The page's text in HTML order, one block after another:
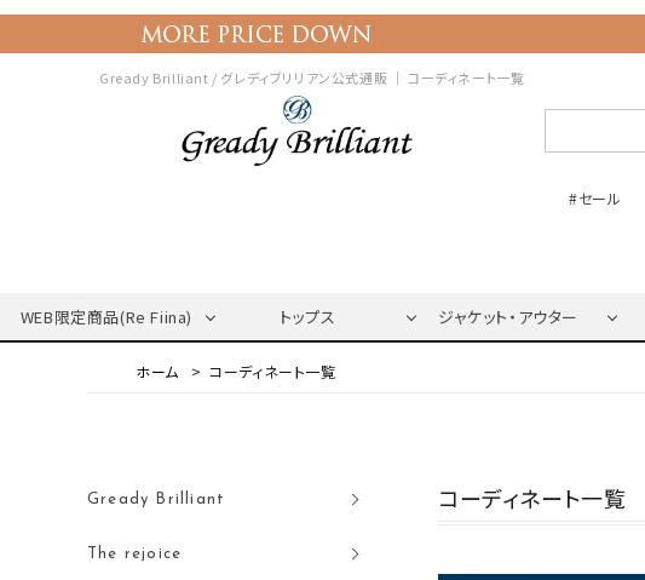
Gready Brilliant / グレディブリリアン公式通販 ｜ コーディネート一覧
#セール
WEB限定商品(Re Fiina) トップス ジャケット・アウター
コーディネート一覧
Gready Brilliant
The rejoice
コーディネート一覧